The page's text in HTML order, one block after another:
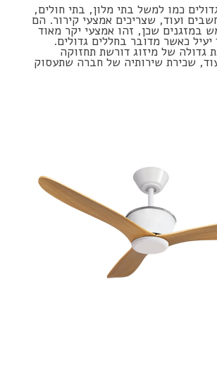
כמו למשל בתי מלון, בתי חולים,
ועוד, שצריכים אמצעי קירור. הם
במזגנים שכן, זהו אמצעי יקר מאוד
כאשר מדובר בחללים גדולים.
של מיזוג דורשת תחזוקה
שכירת שירותיה של חברה שתעסוק